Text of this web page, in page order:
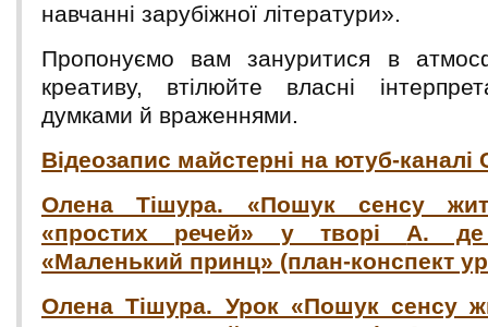
навчанні зарубіжної літератури».
Пропонуємо вам зануритися в
креативу, втілюйте власні
думками й враженнями.
Відеозапис майстерні на ютуб-каналі
Олена Тішура. «Пошук сенсу
«простих речей» у творі А. де
«Маленький принц» (план-конспект
Олена Тішура. Урок «Пошук сенсу